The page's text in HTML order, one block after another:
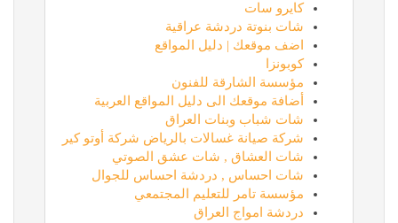
كايرو سات
شات بنوتة دردشة عراقية
اضف موقعك | دليل المواقع
كوبونزا
مؤسسة الشارقة للفنون
أضافة موقعك الى دليل المواقع العربية
شات شباب وبنات العراق
شركة صيانة غسالات بالرياض شركة أوتو كير
شات العشاق , شات عشق الصوتي
شات احساس , دردشة احساس للجوال
مؤسسة تامر للتعليم المجتمعي
دردشة امواج العراق